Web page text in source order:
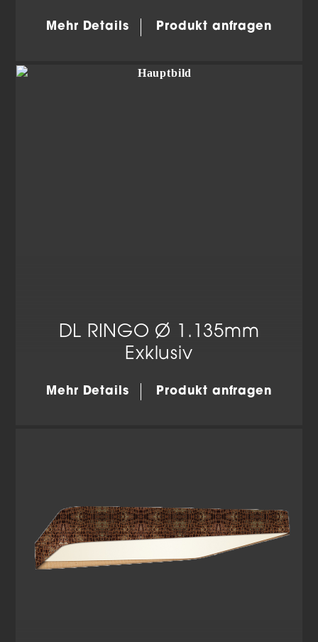
Mehr Details Produkt anfragen
DL RINGO Ø 1.135mm
Exklusiv
Mehr Details Produkt anfragen
Cookie-Informationen anzeigen